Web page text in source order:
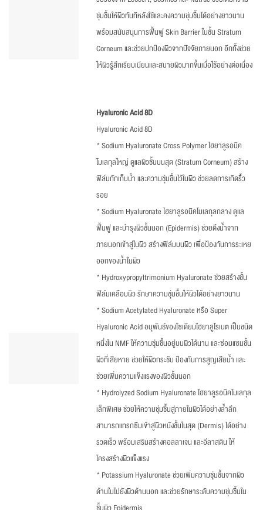
ชุ่มชื้นให้ผิวทันทีหลังใช้และคงความชุ่มชื้นได้อย่างยาวนาน
พร้อมสนับสนุนการฟื้นฟู Skin Barrier ในชั้น Stratum
Corneum และช่วยปกป้องผิวจากปัจจัยภายนอก อีกทั้งช่วย
ให้ผิวรู้สึกเรียบเนียนและสบายผิวมากขึ้นเมื่อใช้อย่างต่อเนื่อง
Hyaluronic Acid 8D
Hyaluronic Acid 8D
* Sodium Hyaluronate Cross Polymer ไฮยาลูรอนิค
โมเลกุลใหญ่ ดูแลผิวชั้นบนสุด (Stratum Corneum) สร้าง
ฟิล์มกักเก็บน้ำ และความชุ่มชื้นไว้ในผิว ช่วยลดการเกิดริ้ว
รอย
* Sodium Hyaluronate ไฮยาลูรอนิคโมเลกุลกลาง ดูแล
ฟื้นฟู และบำรุงผิวชั้นนอก (Epidermis) ช่วยดึงน้ำจาก
ภายนอกเข้าสู่ในผิว สร้างฟิล์มบนผิว เพื่อป้องกันการระเหย
ออกของน้ำในผิว
* Hydroxypropyltrimonium Hyaluronate ช่วยสร้างชั้น
ฟิล์มเคลือบผิว รักษาความชุ่มชื้นให้ผิวได้อย่างยาวนาน
* Sodium Acetylated Hyaluronate หรือ Super
Hyaluronic Acid อนุพันธ์ของโซเดียมไฮยาลูโรเนต เป็นชนิด
หนึ่งใน NMF ให้ความชุ่มชื้นอยู่บนผิวได้นาน และซ่อมแซมชั้น
ผิวที่เสียหาย ช่วยให้ผิวกระชับ ป้องกันการสูญเสียน้ำ และ
ช่วยเพิ่มความแข็งแรงของผิวชั้นนอก
* Hydrolyzed Sodium Hyaluronate ไฮยาลูรอนิคโมเลกุล
เล็กพิเศษ ช่วยให้ความชุ่มชื้นสู่ภายในผิวได้อย่างล้ำลึก
สามารถแทรกซึมเข้าสู่ผิวหนังชั้นในสุด (Dermis) ได้อย่าง
รวดเร็ว พร้อมเสริมสร้างคอลลาเจน และอีลาสติน ให้
โครงสร้างผิวแข็งแรง
* Potassium Hyaluronate ช่วยเพิ่มความชุ่มชื้นจากผิว
ด้านในไปยังผิวด้านนอก และช่วยรักษาระดับความชุ่มชื้นใน